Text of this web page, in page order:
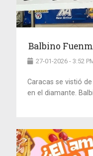
Balbino
27-01-2026 - 3:52
Caracas se vistió
en el diamante.